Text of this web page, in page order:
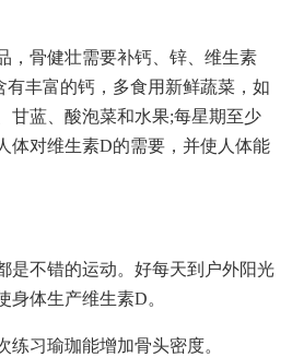
，骨健壮需要补钙、锌、维生素
丰富的钙，多食用新鲜蔬菜，如
甘蓝、酸泡菜和水果;每星期至少
体对维生素D的需要，并使人体能
是不错的运动。好每天到户外阳光
身体生产维生素D。
练习瑜珈能增加骨头密度。